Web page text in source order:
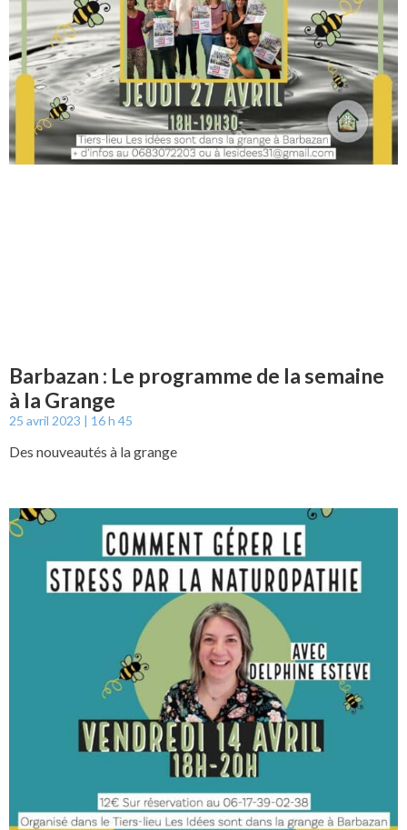
Barbazan : Le programme de la semaine
à la Grange
25 avril 2023 16 h 45
Des nouveautés à la grange